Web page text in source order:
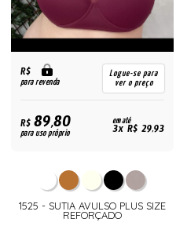
R$
para revenda
Logue-se para
ver o preço
R$89,80
para uso próprio
em até
3x R$ 29,93
1525 - SUTIA AVULSO PLUS SIZE
REFORÇADO